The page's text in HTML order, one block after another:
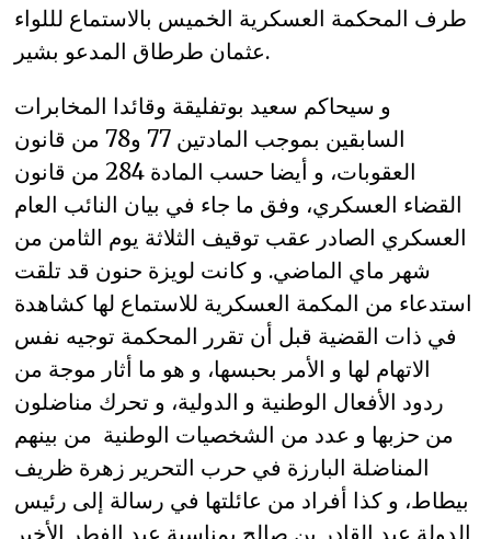
طرف المحكمة العسكرية الخميس بالاستماع لللواء
عثمان طرطاق المدعو بشير.
و سيحاكم سعيد بوتفليقة وقائدا المخابرات
السابقين بموجب المادتين 77 و78 من قانون
العقوبات، و أيضا حسب المادة 284 من قانون
القضاء العسكري، وفق ما جاء في بيان النائب العام
العسكري الصادر عقب توقيف الثلاثة يوم الثامن من
شهر ماي الماضي. و كانت لويزة حنون قد تلقت
استدعاء من المكمة العسكرية للاستماع لها كشاهدة
في ذات القضية قبل أن تقرر المحكمة توجيه نفس
الاتهام لها و الأمر بحبسها، و هو ما أثار موجة من
ردود الأفعال الوطنية و الدولية، و تحرك مناضلون
من حزبها و عدد من الشخصيات الوطنية من بينهم
المناضلة البارزة في حرب التحرير زهرة ظريف
بيطاط، و كذا أفراد من عائلتها في رسالة إلى رئيس
الدولة عبد القادر بن صالح بمناسبة عيد الفطر الأخير